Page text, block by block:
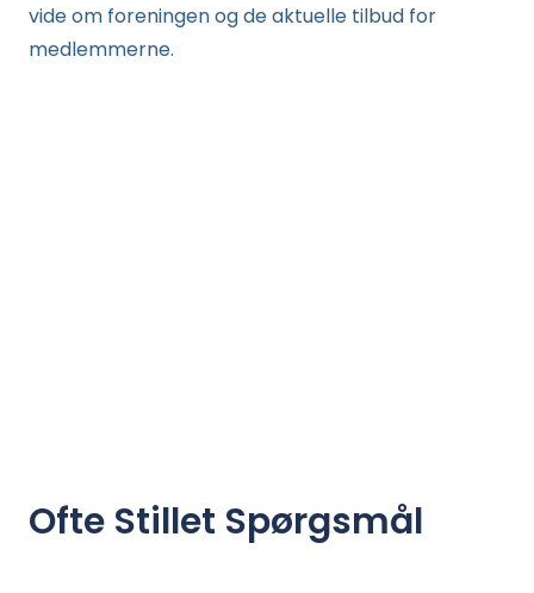
vide om foreningen og de aktuelle tilbud for
medlemmerne.
Ofte Stillet Spørgsmål